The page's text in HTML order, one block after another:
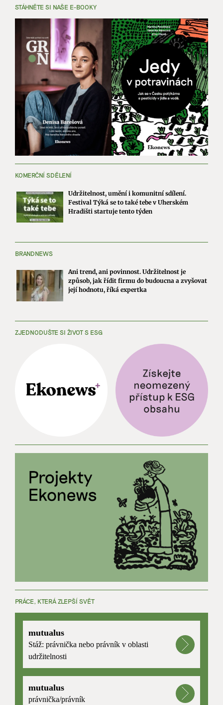
STÁHNĚTE SI NAŠE E-BOOKY
KOMERČNÍ SDĚLENÍ
Udržitelnost, umění i komunitní sdílení.
Festival Týká se to také tebe v Uherském
Hradišti startuje tento týden
BRANDNEWS
Ani trend, ani povinnost. Udržitelnost je
způsob, jak řídit firmu do budoucna a zvyšovat
její hodnotu, říká expertka
ZJEDNODUŠTE SI ŽIVOT S ESG
PRÁCE, KTERÁ ZLEPŠÍ SVĚT
mutualus
Stáž: právnička nebo právník v oblasti
udržitelnosti
mutualus
právnička/právník